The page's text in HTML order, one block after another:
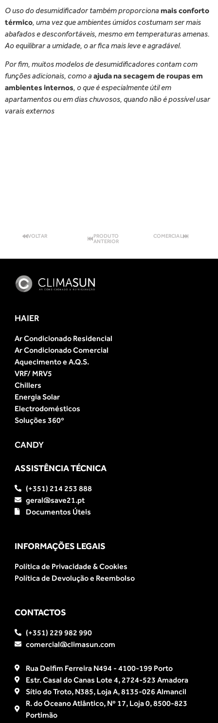
O uso do desumidificador também proporciona mais conforto
térmico, uma vez que ambientes úmidos costumam ser mais
abafados e desconfortáveis, mesmo em temperaturas amenas.
Ao equilibrar a umidade, o ar fica mais leve e agradável.
Por fim, muitos modelos de desumidificadores contam com
funções adicionais, como a ajuda na secagem de roupas em
ambientes internos, o que é especialmente útil em
apartamentos ou em dias chuvosos, quando não é possível usar
varais externos
VOLTAR
PRODUTO
ANTERIOR
COMERCIAL
HAIER
Ar Condicionado Residencial
Ar Condicionado Comercial
Aquecimento e A.Q.S.
VRF/ MRV5
Chillers
Energia Solar
Electrodomésticos
Soluções 360º
CANDY
ASSISTÊNCIA TÉCNICA
(+351) 214 253 888
geral@save21.pt
Documentos Úteis
INFORMAÇÕES LEGAIS
Política de Privacidade & Cookies
Política de Devolução e Reembolso
CONTACTOS
(+351) 229 982 990
comercial@climasun.com
Rua Delfim Ferreira N494 - 4100-199 Porto
Estr. Casal do Canas Lote 4, 2724-523 Amadora
Sítio do Troto, N385, Loja A, 8135-026 Almancil
R. do Oceano Atlântico, Nº 17, Loja 0, 8500-823
Portimão